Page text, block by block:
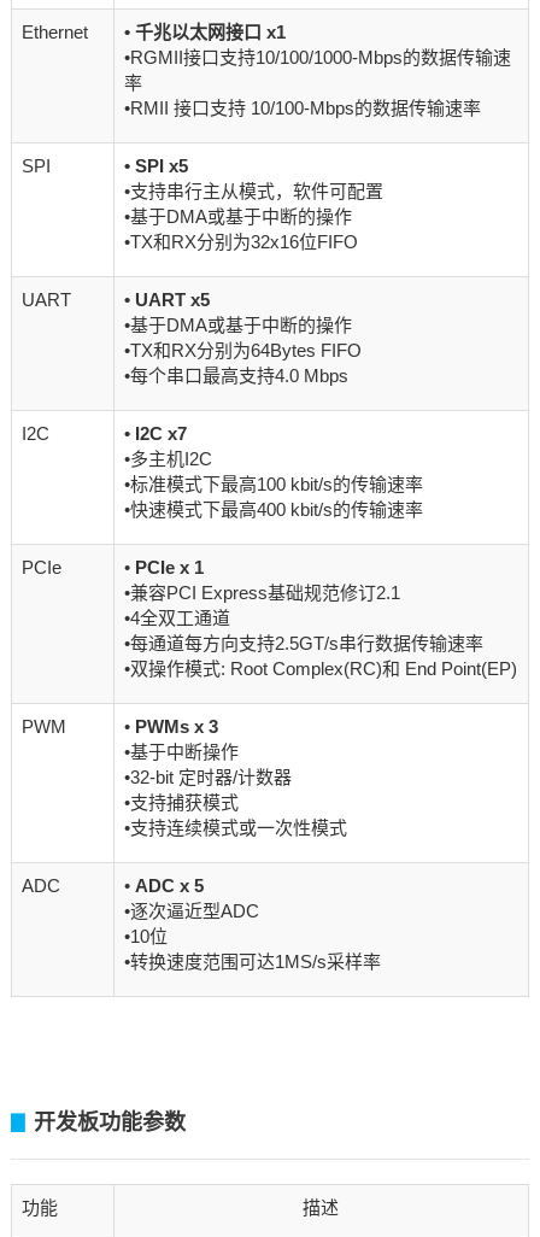
Ethernet • 千兆以太网接口 x1
•RGMII接口支持10/100/1000-Mbps的数据传输速
率
•RMII 接口支持 10/100-Mbps的数据传输速率
SPI • SPI x5
•支持串行主从模式，软件可配置
•基于DMA或基于中断的操作
•TX和RX分别为32x16位FIFO
UART • UART x5
•基于DMA或基于中断的操作
•TX和RX分别为64Bytes FIFO
•每个串口最高支持4.0 Mbps
I2C • I2C x7
•多主机I2C
•标准模式下最高100 kbit/s的传输速率
•快速模式下最高400 kbit/s的传输速率
PCIe • PCIe x 1
•兼容PCI Express基础规范修订2.1
•4全双工通道
•每通道每方向支持2.5GT/s串行数据传输速率
•双操作模式: Root Complex(RC)和 End Point(EP)
PWM • PWMs x 3
•基于中断操作
•32-bit 定时器/计数器
•支持捕获模式
•支持连续模式或一次性模式
ADC • ADC x 5
•逐次逼近型ADC
•10位
•转换速度范围可达1MS/s采样率
开发板功能参数
功能 描述